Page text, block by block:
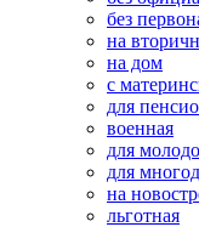
без
на
на дом
с
для
военная
для
для
на
льготная